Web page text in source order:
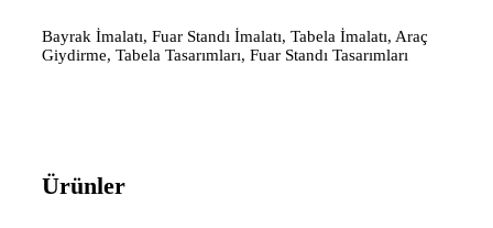
Bayrak İmalatı, Fuar Standı İmalatı, Tabela İmalatı, Araç
Giydirme, Tabela Tasarımları, Fuar Standı Tasarımları
Ürünler